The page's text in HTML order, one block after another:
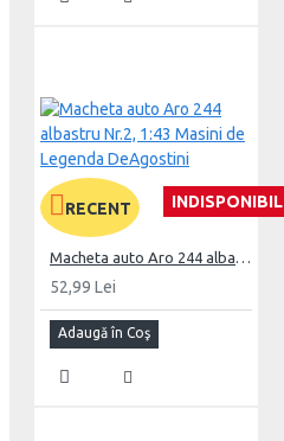
RECENT INDISPONIBIL
52,99 Lei
Adaugă în Coş